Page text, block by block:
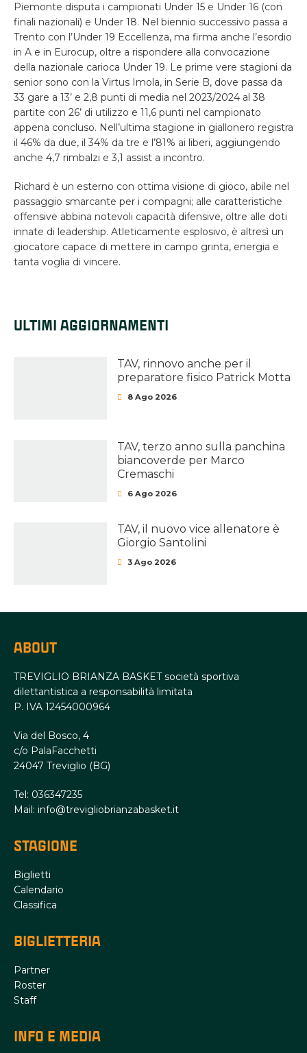
Piemonte disputa i campionati Under 15 e Under 16 (con
finali nazionali) e Under 18. Nel biennio successivo passa a
Trento con l’Under 19 Eccellenza, ma firma anche l’esordio
in A e in Eurocup, oltre a rispondere alla convocazione
della nazionale carioca Under 19. Le prime vere stagioni da
senior sono con la Virtus Imola, in Serie B, dove passa da
33 gare a 13’ e 2,8 punti di media nel 2023/2024 al 38
partite con 26’ di utilizzo e 11,6 punti nel campionato
appena concluso. Nell’ultima stagione in giallonero registra
il 46% da due, il 34% da tre e l’81% ai liberi, aggiungendo
anche 4,7 rimbalzi e 3,1 assist a incontro.
Richard è un esterno con ottima visione di gioco, abile nel
passaggio smarcante per i compagni; alle caratteristiche
offensive abbina notevoli capacità difensive, oltre alle doti
innate di leadership. Atleticamente esplosivo, è altresì un
giocatore capace di mettere in campo grinta, energia e
tanta voglia di vincere.
ULTIMI AGGIORNAMENTI
TAV, rinnovo anche per il
preparatore fisico Patrick Motta
8 Ago 2026
TAV, terzo anno sulla panchina
biancoverde per Marco
Cremaschi
6 Ago 2026
TAV, il nuovo vice allenatore è
Giorgio Santolini
3 Ago 2026
ABOUT
TREVIGLIO BRIANZA BASKET società sportiva
dilettantistica a responsabilità limitata
P. IVA 12454000964
Via del Bosco, 4
c/o PalaFacchetti
24047 Treviglio (BG)
Tel: 036347235
Mail: info@trevigliobrianzabasket.it
STAGIONE
Biglietti
Calendario
Classifica
BIGLIETTERIA
Partner
Roster
Staff
INFO E MEDIA